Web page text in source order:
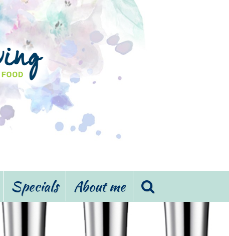
Specials About me